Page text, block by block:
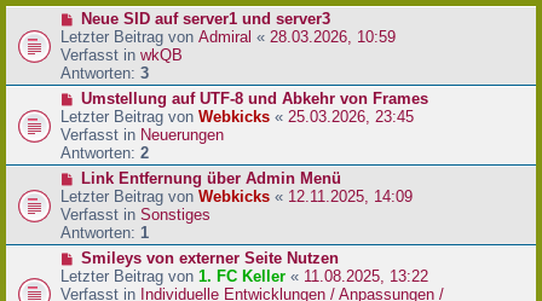
N
e
u
e
r
B
e
i
t
a
g
Neue SID auf server1 und server3
Letzter Beitrag von Admiral « 28.03.2026, 10:59
Verfasst in wkQB
Antworten: 3
N
e
u
e
r
B
e
i
t
a
g
Umstellung auf UTF-8 und Abkehr von Frames
Letzter Beitrag von Webkicks « 25.03.2026, 23:45
Verfasst in Neuerungen
Antworten: 2
N
e
u
e
r
B
e
Link Entfernung über Admin Menü
Letzter Beitrag von Webkicks « 12.11.2025, 14:09
Verfasst in Sonstiges
Antworten: 1
N
e
u
Smileys von externer Seite Nutzen
Letzter Beitrag von 1. FC Keller « 11.08.2025, 13:22
Verfasst in Individuelle Entwicklungen / Anpassungen /